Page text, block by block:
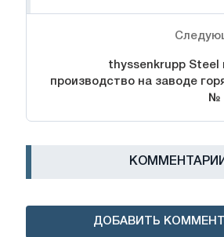
thyssenkrupp Steel
производство на заводе
№
КОММЕНТАРИИ
ДОБАВИТЬ